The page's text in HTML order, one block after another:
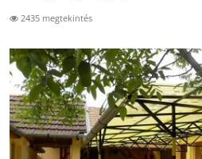
2435 megtekintés